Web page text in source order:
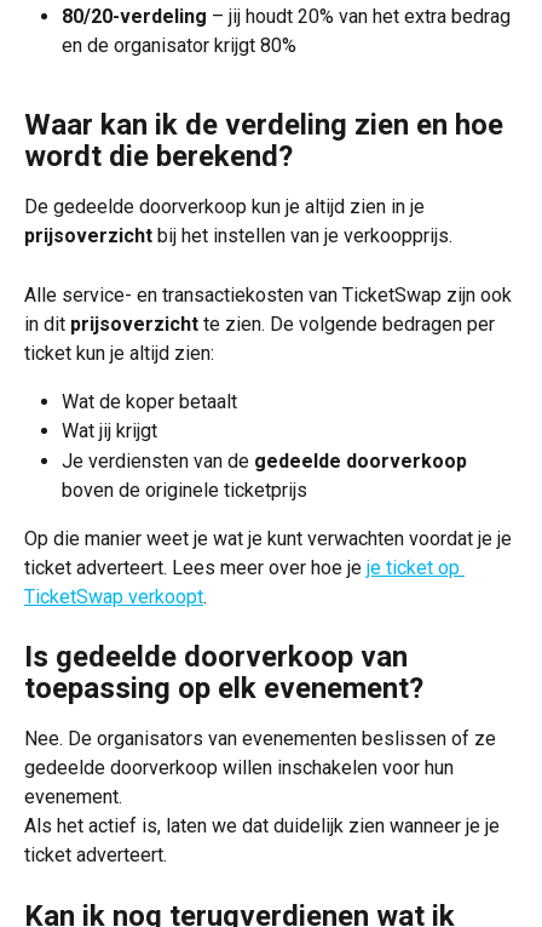
80/20-verdeling – jij houdt 20% van het extra bedrag
en de organisator krijgt 80%
Waar kan ik de verdeling zien en hoe
wordt die berekend?
De gedeelde doorverkoop kun je altijd zien in je
prijsoverzicht bij het instellen van je verkoopprijs.
Alle service- en transactiekosten van TicketSwap zijn ook
in dit prijsoverzicht te zien. De volgende bedragen per
ticket kun je altijd zien:
Wat de koper betaalt
Wat jij krijgt
Je verdiensten van de gedeelde doorverkoop
boven de originele ticketprijs
Op die manier weet je wat je kunt verwachten voordat je je
ticket adverteert. Lees meer over hoe je je ticket op
TicketSwap verkoopt.
Is gedeelde doorverkoop van
toepassing op elk evenement?
Nee. De organisators van evenementen beslissen of ze
gedeelde doorverkoop willen inschakelen voor hun
evenement.
Als het actief is, laten we dat duidelijk zien wanneer je je
ticket adverteert.
Kan ik nog terugverdienen wat ik